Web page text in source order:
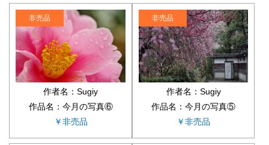
非売品
作者名：Sugiy
作品名：今月の写真⑥
￥非売品
非売品
作者名：Sugiy
作品名：今月の写真⑤
￥非売品